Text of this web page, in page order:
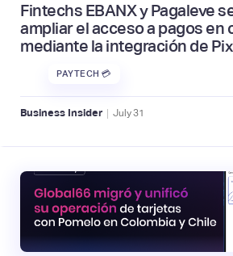
Fintechs EBANX y Pagaleve
ampliar el acceso a pagos en
mediante la integración de
PAYTECH 💳
Business Insider | July31